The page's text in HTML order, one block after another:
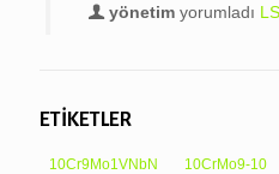
yönetim yorumladı
ETİKETLER
10Cr9Mo1VNbN 10CrMo9-10